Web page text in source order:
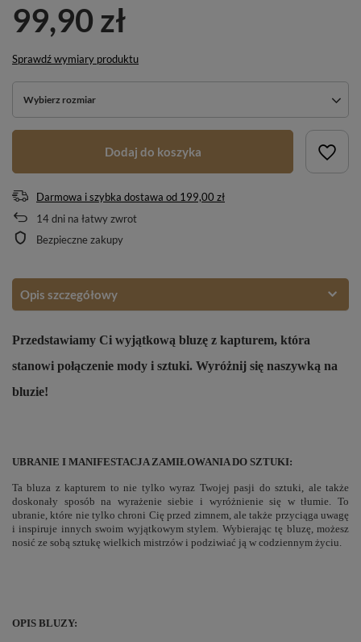
99,90 zł
Sprawdź wymiary produktu
Wybierz rozmiar
Dodaj do koszyka
Darmowa i szybka dostawa od 199,00 zł
14dni na łatwy zwrot
Bezpieczne zakupy
Opis szczegółowy
Przedstawiamy Ci wyjątkową bluzę z kapturem, która
stanowi połączenie mody i sztuki. Wyróżnij się naszywką na
bluzie!
UBRANIE I MANIFESTACJA ZAMIŁOWANIA DO SZTUKI:
Ta bluza z kapturem to nie tylko wyraz Twojej pasji do sztuki, ale także
doskonały sposób na wyrażenie siebie i wyróżnienie się w tłumie. To
ubranie, które nie tylko chroni Cię przed zimnem, ale także przyciąga uwagę
i inspiruje innych swoim wyjątkowym stylem. Wybierając tę bluzę, możesz
nosić ze sobą sztukę wielkich mistrzów i podziwiać ją w codziennym życiu.
OPIS BLUZY: